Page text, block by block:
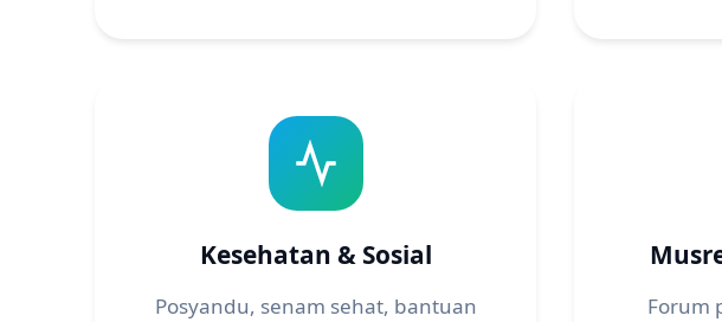
Kesehatan & Sosial
Posyandu, senam sehat, bantuan
Forum